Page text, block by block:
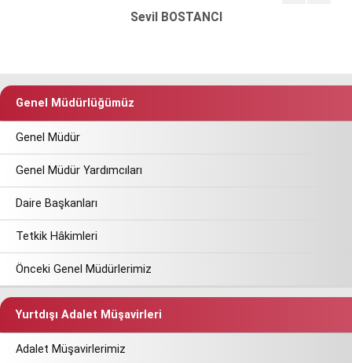
Sevil BOSTANCI
Genel Müdürlüğümüz
Genel Müdür
Genel Müdür Yardımcıları
Daire Başkanları
Tetkik Hâkimleri
Önceki Genel Müdürlerimiz
Yurtdışı Adalet Müşavirleri
Adalet Müşavirlerimiz